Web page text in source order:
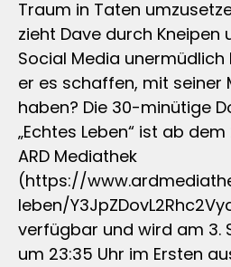
Traum in Taten
zieht Dave durch
Social Media unermüdlich
er es schaffen, mit seiner
haben? Die 30-minütige
„Echtes Leben“ ist ab
ARD Mediathek
(https://
leben/
verfügbar und wird am 3.
um 23:35 Uhr im Ersten